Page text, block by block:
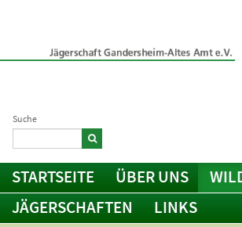
Suche
STARTSEITE ÜBER UNS
JÄGERSCHAFTEN
LINKS